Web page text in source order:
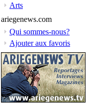
Arts
ariegenews.com
Qui sommes-nous?
Ajouter aux favoris